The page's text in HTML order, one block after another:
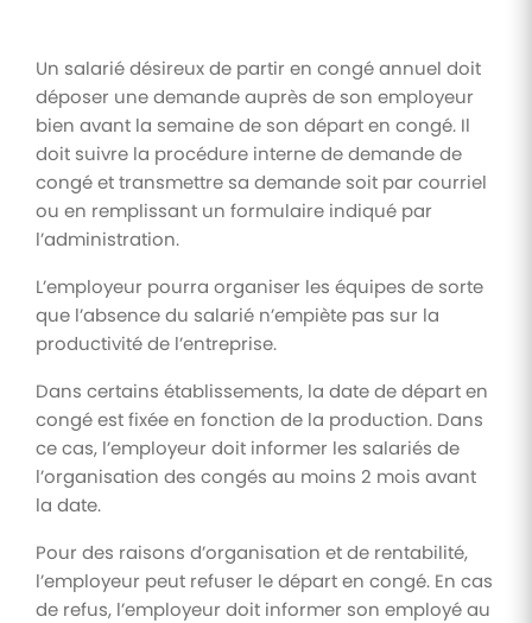
Un salarié désireux de partir en congé annuel doit
déposer une demande auprès de son employeur
bien avant la semaine de son départ en congé. Il
doit suivre la procédure interne de demande de
congé et transmettre sa demande soit par courriel
ou en remplissant un formulaire indiqué par
l’administration.
L’employeur pourra organiser les équipes de sorte
que l’absence du salarié n’empiète pas sur la
productivité de l’entreprise.
Dans certains établissements, la date de départ en
congé est fixée en fonction de la production. Dans
ce cas, l’employeur doit informer les salariés de
l’organisation des congés au moins 2 mois avant
la date.
Pour des raisons d’organisation et de rentabilité,
l’employeur peut refuser le départ en congé. En cas
de refus, l’employeur doit informer son employé au